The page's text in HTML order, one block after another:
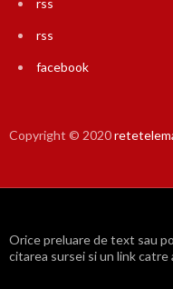
rss
rss
facebook
Copyright © 2020
Orice preluare de text sau
citarea sursei si un link catre